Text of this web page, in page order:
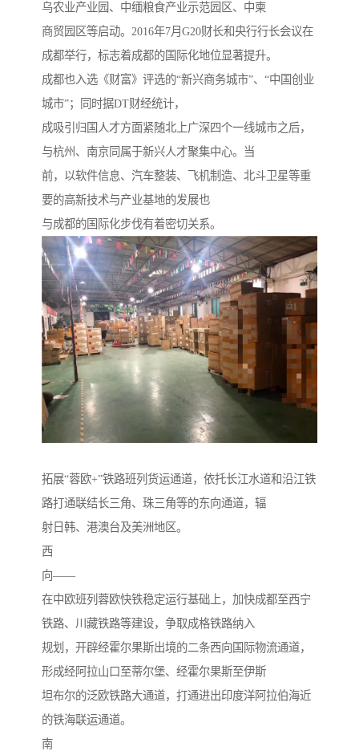
乌农业产业园、中缅粮食产业示范园区、中柬
商贸园区等启动。2016年7月G20财长和央行行长会议在
成都举行，标志着成都的国际化地位显著提升。
成都也入选《财富》评选的“新兴商务城市”、“中国创业
城市”；同时据DT财经统计，
成吸引归国人才方面紧随北上广深四个一线城市之后，
与杭州、南京同属于新兴人才聚集中心。当
前，以软件信息、汽车整装、飞机制造、北斗卫星等重
要的高新技术与产业基地的发展也
与成都的国际化步伐有着密切关系。
拓展“蓉欧+”铁路班列货运通道，依托长江水道和沿江铁
路打通联结长三角、珠三角等的东向通道，辐
射日韩、港澳台及美洲地区。
西
向——
在中欧班列蓉欧快铁稳定运行基础上，加快成都至西宁
铁路、川藏铁路等建设，争取成格铁路纳入
规划，开辟经霍尔果斯出境的二条西向国际物流通道，
形成经阿拉山口至蒂尔堡、经霍尔果斯至伊斯
坦布尔的泛欧铁路大通道，打通进出印度洋阿拉伯海近
的铁海联运通道。
南